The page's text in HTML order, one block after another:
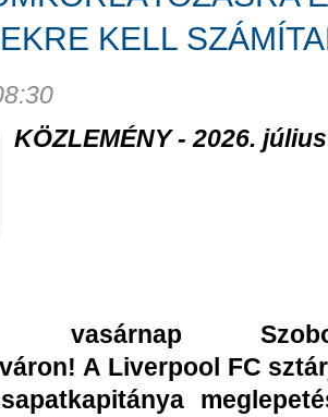
KELL
KÖZLEMÉNY - 2026.
vasárnap
A Liverpool FC